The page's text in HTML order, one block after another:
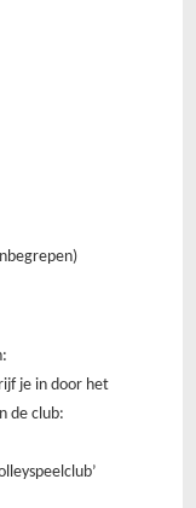
je in door het
de club: